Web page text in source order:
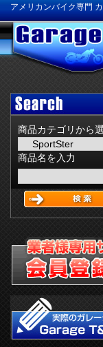
アメリカンバイク専門
商品カテゴリから
商品名を入力